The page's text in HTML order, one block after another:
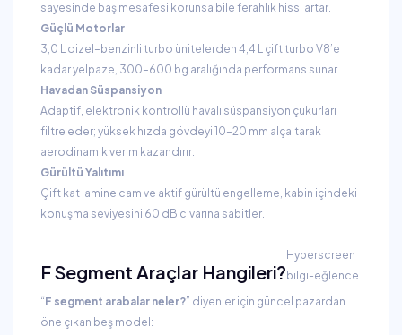
sayesinde baş mesafesi korunsa bile ferahlık hissi artar.
Güçlü Motorlar
3,0 L dizel–benzinli turbo ünitelerden 4,4 L çift turbo V8’e
kadar yelpaze, 300–600 bg aralığında performans sunar.
Havadan Süspansiyon
Adaptif, elektronik kontrollü havalı süspansiyon çukurları
filtre eder; yüksek hızda gövdeyi 10–20 mm alçaltarak
aerodinamik verim kazandırır.
Gürültü Yalıtımı
Çift kat lamine cam ve aktif gürültü engelleme, kabin içindeki
konuşma seviyesini 60 dB civarına sabitler.
F Segment Araçlar Hangileri?
“F segment arabalar neler?” diyenler için güncel pazardan
öne çıkan beş model:
Hyperscreen
bilgi-eğlence